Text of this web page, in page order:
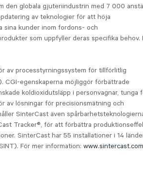
den globala gjuteriindustrin med 7 000
av teknologier för att höja
sina kunder inom fordons- och
som uppfyller deras specifika behov.
av processtyrningssystem för tillförlitlig
CGI-egenskaperna möjliggör förbättrade
koldioxidutsläpp i personvagnar, tunga
av lösningar för precisionsmätning och
SinterCast även
Tracker®, för att förbättra
SinterCast har 55 installationer i 14
För mer information: www.sintercast.com